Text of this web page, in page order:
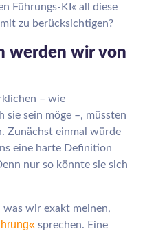
Führungs-KI« all diese
zu berücksichtigen?
werden wir von
– wie
sein möge –, müssten
Zunächst einmal würde
eine harte Definition
nur so könnte sie sich
wir exakt meinen,
sprechen. Eine